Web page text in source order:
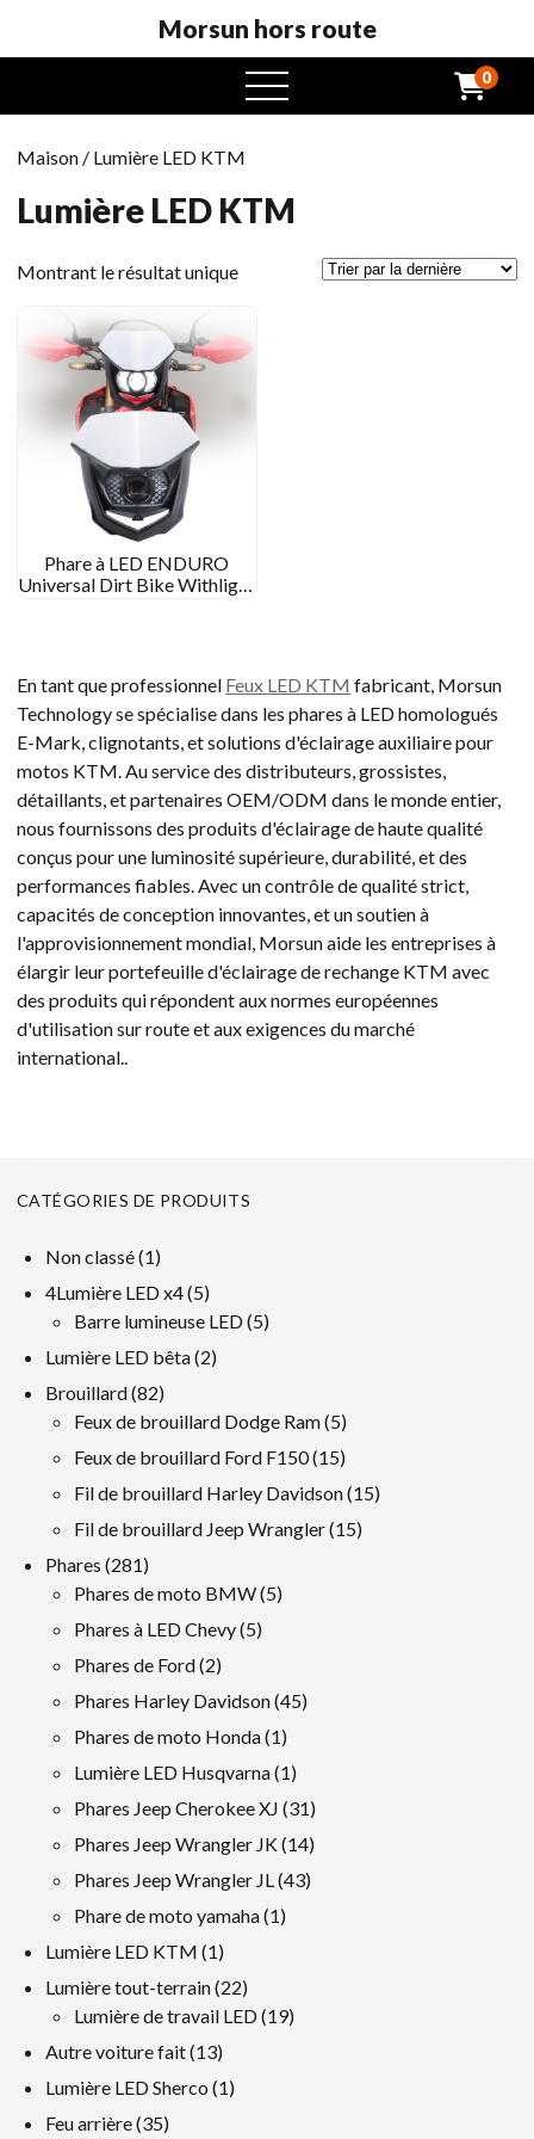
Morsun hors route
ouvrir 0
Maison / Lumière LED KTM
Lumière LED KTM
Montrant le résultat unique
Phare à LED ENDURO
Universal Dirt Bike Withlight
En tant que professionnel Feux LED KTM fabricant, Morsun
Technology se spécialise dans les phares à LED homologués
E-Mark, clignotants, et solutions d'éclairage auxiliaire pour
motos KTM. Au service des distributeurs, grossistes,
détaillants, et partenaires OEM/ODM dans le monde entier,
nous fournissons des produits d'éclairage de haute qualité
conçus pour une luminosité supérieure, durabilité, et des
performances fiables. Avec un contrôle de qualité strict,
capacités de conception innovantes, et un soutien à
l'approvisionnement mondial, Morsun aide les entreprises à
élargir leur portefeuille d'éclairage de rechange KTM avec
des produits qui répondent aux normes européennes
d'utilisation sur route et aux exigences du marché
international..
CATÉGORIES DE PRODUITS
Non classé 11
produit
4Lumière LED x4 55
produits
Barre lumineuse LED 55
Lumière LED bêta 22
Brouillard 8282
produits
Feux de brouillard Dodge Ram 55
produits
Feux de brouillard Ford F150 1515
produits
Fil de brouillard Harley Davidson 1515
Fil de brouillard Jeep Wrangler 1515
Phares 281281
produits
Phares de moto BMW 55
Phares à LED Chevy 55
Phares de Ford 22
produits
Phares Harley Davidson 4545
Phares de moto Honda 11
produit
Lumière LED Husqvarna 11
produit
Phares Jeep Cherokee XJ 3131
produits
Phares Jeep Wrangler JK 1414
produits
Phares Jeep Wrangler JL 4343
Phare de moto yamaha 11
Lumière LED KTM 11
produit
Lumière tout-terrain 2222
produits
Lumière de travail LED 1919
Autre voiture fait 1313
produits
Lumière LED Sherco 11
Feu arrière 3535